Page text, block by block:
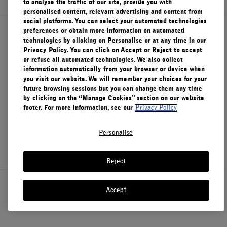
FILMS
À PROPOS
Compte
Panier(0)
À propos de Le Labo
Service clients
Confidentialité et conditions d'utilisation
to analyse the traffic of our site, provide you with
personalised content, relevant advertising and content from
social platforms. You can select your automated technologies
preferences or obtain more information on automated
technologies by clicking on Personalise or at any time in our
Privacy Policy. You can click on Accept or Reject to accept
or refuse all automated technologies. We also collect
information automatically from your browser or device when
you visit our website. We will remember your choices for your
future browsing sessions but you can change them any time
by clicking on the “Manage Cookies” section on our website
footer. For more information, see our
Privacy Policy
Personalise
Reject
Accept